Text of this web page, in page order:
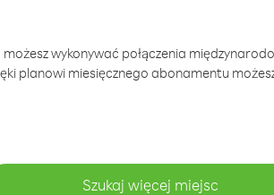
wykonywać połączenia
planowi miesięcznego abonamentu
Szukaj więcej miejsc